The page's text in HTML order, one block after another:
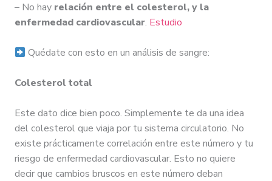
– No hay relación entre el colesterol, y la
enfermedad cardiovascular. Estudio
Quédate con esto en un análisis de sangre:
Colesterol total
Este dato dice bien poco. Simplemente te da una idea
del colesterol que viaja por tu sistema circulatorio. No
existe prácticamente correlación entre este número y tu
riesgo de enfermedad cardiovascular. Esto no quiere
decir que cambios bruscos en este número deban